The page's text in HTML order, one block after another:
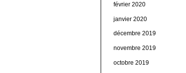
février 2020
janvier 2020
décembre 2019
novembre 2019
octobre 2019